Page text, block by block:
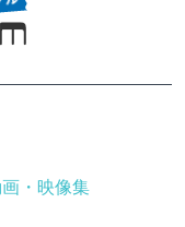
・映像集